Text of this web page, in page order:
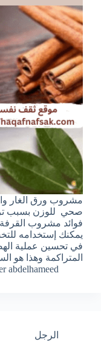
مشروب ورق الغار
صحي للوزن بسبب
فوائد مشروب
يمكنك إستخدامه
في تحسين عملية
المتراكمة وهذا هو
abdelhameed
الرجل